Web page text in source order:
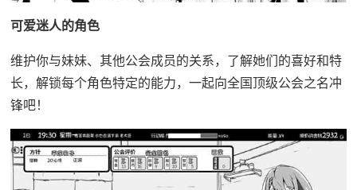
可爱迷人的角色
维护你与妹妹、其他公会成员的关系，了解她们的喜好和特
长，解锁每个角色特定的能力，一起向全国顶级公会之名冲
锋吧！